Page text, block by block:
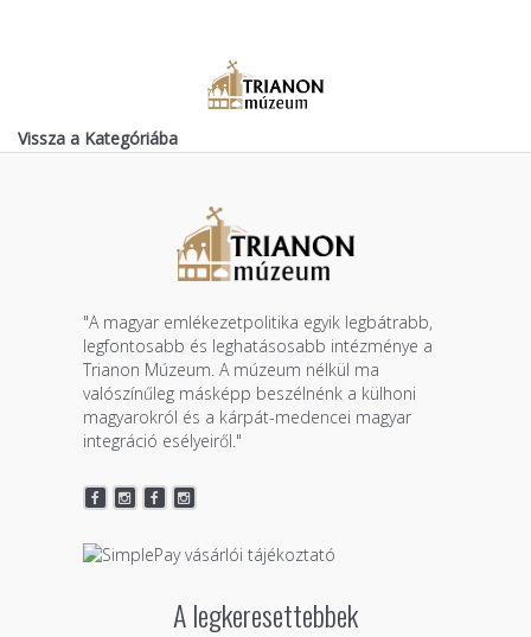
Vissza a Kategóriába
"A magyar emlékezetpolitika egyik legbátrabb,
legfontosabb és leghatásosabb intézménye a
Trianon Múzeum. A múzeum nélkül ma
valószínűleg másképp beszélnénk a külhoni
magyarokról és a kárpát-medencei magyar
integráció esélyeiről."
A legkeresettebbek